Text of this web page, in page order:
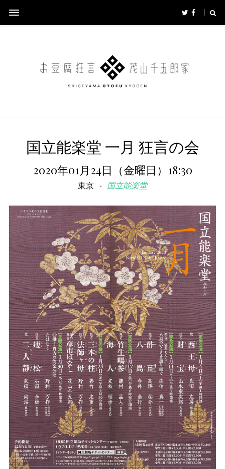
国立能楽堂 一月 狂言の会
2020年01月24日（金曜日）18:30
東京 国立能楽堂